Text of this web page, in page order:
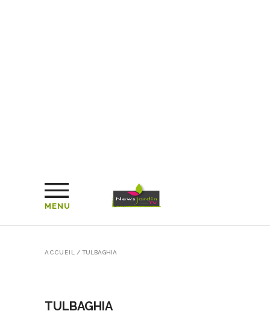
MENU
ACCUEIL / TULBAGHIA
TULBAGHIA